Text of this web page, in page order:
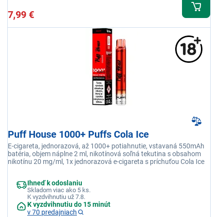
7,99 €
Puff House 1000+ Puffs Cola Ice
E-cigareta, jednorazová, až 1000+ potiahnutie, vstavaná 550mAh
batéria, objem náplne 2 ml, nikotínová soľná tekutina s obsahom
nikotínu 20 mg/ml, 1x jednorazová e-cigareta s príchuťou Cola Ice
Ihneď k odoslaniu
Skladom viac ako 5 ks.
K vyzdvihnutiu už 7.8.
K vyzdvihnutiu do 15 minút
v 70 predajniach